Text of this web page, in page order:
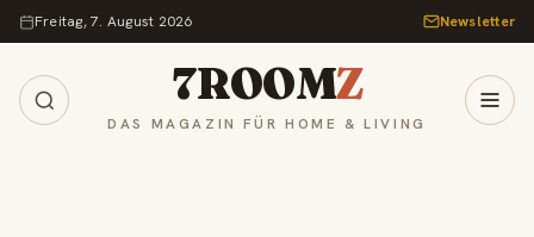
Zum Inhalt springen
Freitag, 7. August 2026 Newsletter
7ROOMZ
DAS MAGAZIN FÜR HOME & LIVING